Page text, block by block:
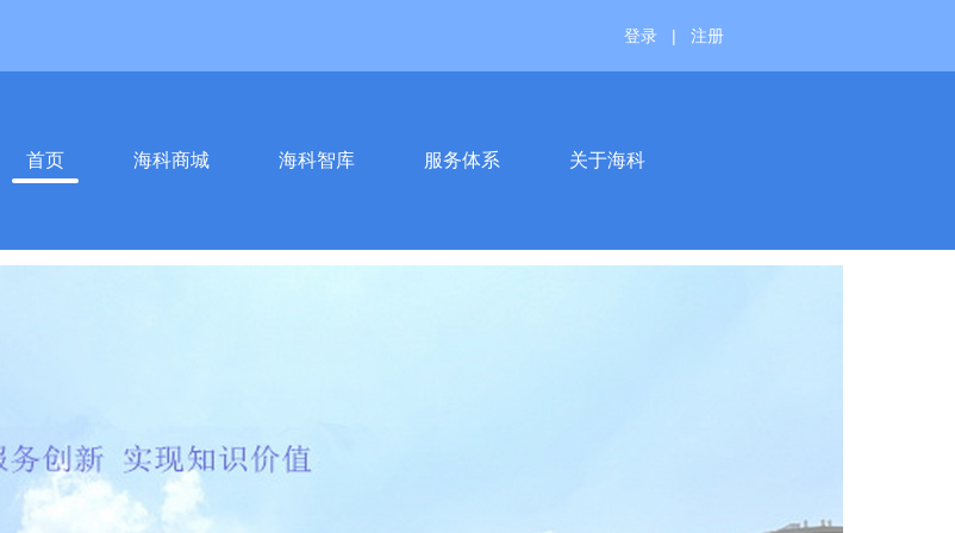
登录 | 注册
首页 海科商城 海科智库 服务体系 关于海科